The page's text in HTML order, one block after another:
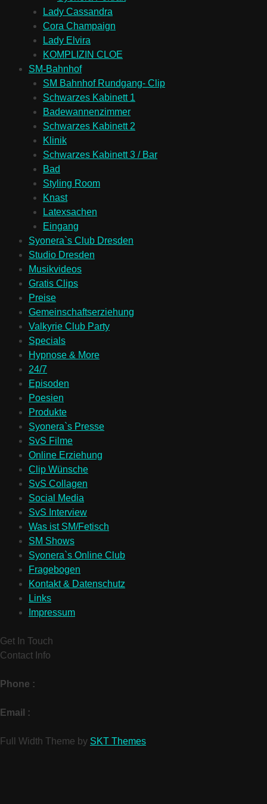
Lady Cassandra
Cora Champaign
Lady Elvira
KOMPLIZIN CLOE
SM-Bahnhof
SM Bahnhof Rundgang- Clip
Schwarzes Kabinett 1
Badewannenzimmer
Schwarzes Kabinett 2
Klinik
Schwarzes Kabinett 3 / Bar
Bad
Styling Room
Knast
Latexsachen
Eingang
Syonera`s Club Dresden
Studio Dresden
Musikvideos
Gratis Clips
Preise
Gemeinschaftserziehung
Valkyrie Club Party
Specials
Hypnose & More
24/7
Episoden
Poesien
Produkte
Syonera`s Presse
SvS Filme
Online Erziehung
Clip Wünsche
SvS Collagen
Social Media
SvS Interview
Was ist SM/Fetisch
SM Shows
Syonera`s Online Club
Fragebogen
Kontakt & Datenschutz
Links
Impressum
Get In Touch
Contact Info
Phone :
Email :
Full Width Theme by SKT Themes